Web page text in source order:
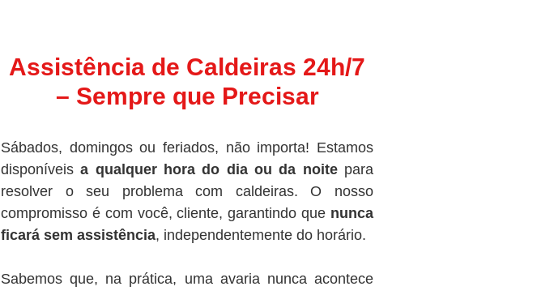
Assistência de Caldeiras 24h/7
– Sempre que Precisar
Sábados, domingos ou feriados, não importa! Estamos
disponíveisa qualquer hora do dia ou da noitepara
resolver o seu problema com caldeiras. O nosso
compromisso é com você, cliente, garantindo que nunca
ficará sem assistência, independentemente do horário.
Sabemos que, na prática, uma avaria nunca acontece